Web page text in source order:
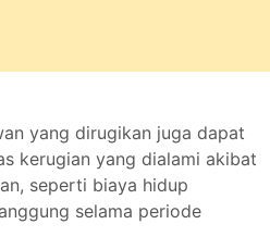
yang dirugikan juga dapat
kerugian yang dialami akibat
seperti biaya hidup
selama periode